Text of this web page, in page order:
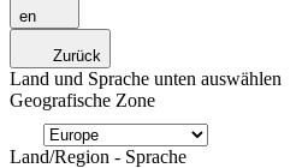
en
Zurück
Land und Sprache unten auswählen
Geografische Zone
Land/Region - Sprache